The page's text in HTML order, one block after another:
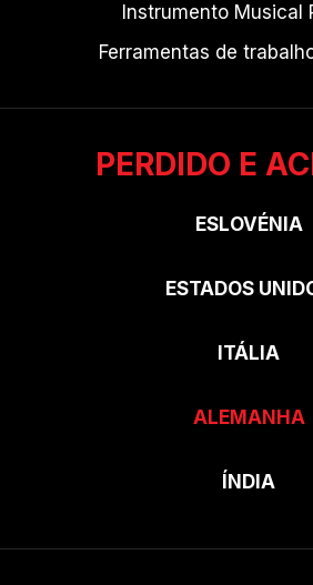
Instrumento Musical
Ferramentas de
PERDIDO E
ESLOVÉNIA
ESTADOS
ITÁLIA
ALEMANHA
ÍNDIA